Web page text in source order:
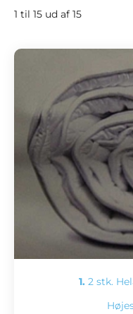
1 til 15 ud af 15
1. 2 stk.